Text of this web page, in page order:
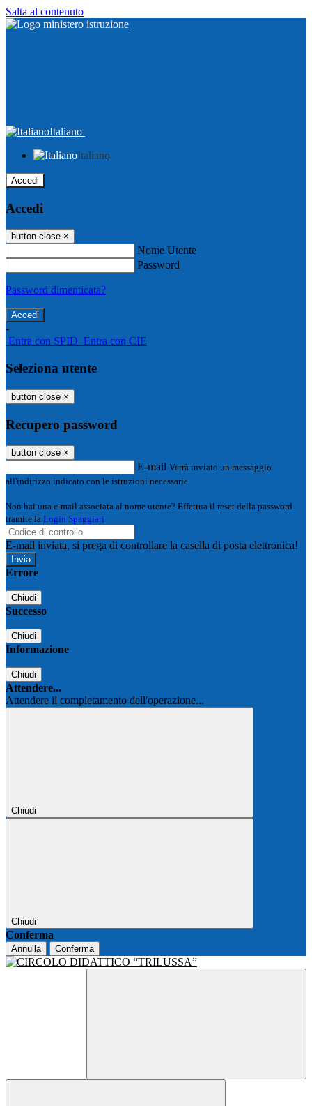
Salta al contenuto
Italiano
Italiano
Accedi
Accedi
button close ×
Nome Utente
Password
Password dimenticata?
-
Entra con SPID Entra con CIE
Seleziona utente
button close ×
Recupero password
button close ×
E-mail Verrà inviato un messaggio
all'indirizzo indicato con le istruzioni necessarie.
Non hai una e-mail associata al nome utente? Effettua il reset della password
tramite la Login Spaggiari
E-mail inviata, si prega di controllare la casella di posta elettronica!
Errore
Chiudi
Successo
Chiudi
Informazione
Chiudi
Attendere...
Attendere il completamento dell'operazione...
Chiudi
Chiudi
Conferma
Annulla Conferma